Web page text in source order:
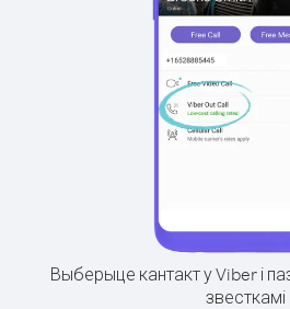
Выберыце кантакт у Viber і
звесткамі